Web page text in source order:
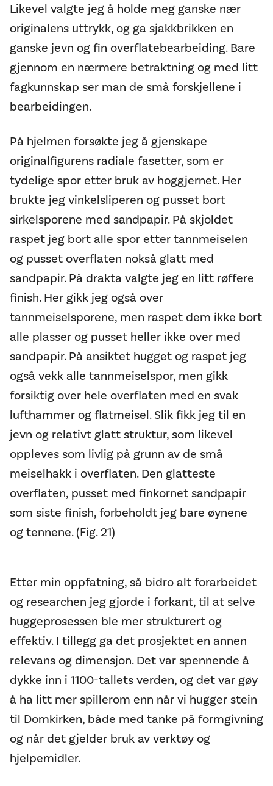
Likevel valgte jeg å holde meg ganske nær
originalens uttrykk, og ga sjakkbrikken en
ganske jevn og fin overflatebearbeiding. Bare
gjennom en nærmere betraktning og med litt
fagkunnskap ser man de små forskjellene i
bearbeidingen.
På hjelmen forsøkte jeg å gjenskape
originalfigurens radiale fasetter, som er
tydelige spor etter bruk av hoggjernet. Her
brukte jeg vinkelsliperen og pusset bort
sirkelsporene med sandpapir. På skjoldet
raspet jeg bort alle spor etter tannmeiselen
og pusset overflaten nokså glatt med
sandpapir. På drakta valgte jeg en litt røffere
finish. Her gikk jeg også over
tannmeiselsporene, men raspet dem ikke bort
alle plasser og pusset heller ikke over med
sandpapir. På ansiktet hugget og raspet jeg
også vekk alle tannmeiselspor, men gikk
forsiktig over hele overflaten med en svak
lufthammer og flatmeisel. Slik fikk jeg til en
jevn og relativt glatt struktur, som likevel
oppleves som livlig på grunn av de små
meiselhakk i overflaten. Den glatteste
overflaten, pusset med finkornet sandpapir
som siste finish, forbeholdt jeg bare øynene
og tennene. (Fig. 21)
Etter min oppfatning, så bidro alt forarbeidet
og researchen jeg gjorde i forkant, til at selve
huggeprosessen ble mer strukturert og
effektiv. I tillegg ga det prosjektet en annen
relevans og dimensjon. Det var spennende å
dykke inn i 1100-tallets verden, og det var gøy
å ha litt mer spillerom enn når vi hugger stein
til Domkirken, både med tanke på formgivning
og når det gjelder bruk av verktøy og
hjelpemidler.